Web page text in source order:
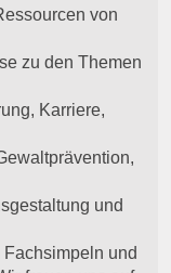
von
zu den Themen
Karriere,
und
und